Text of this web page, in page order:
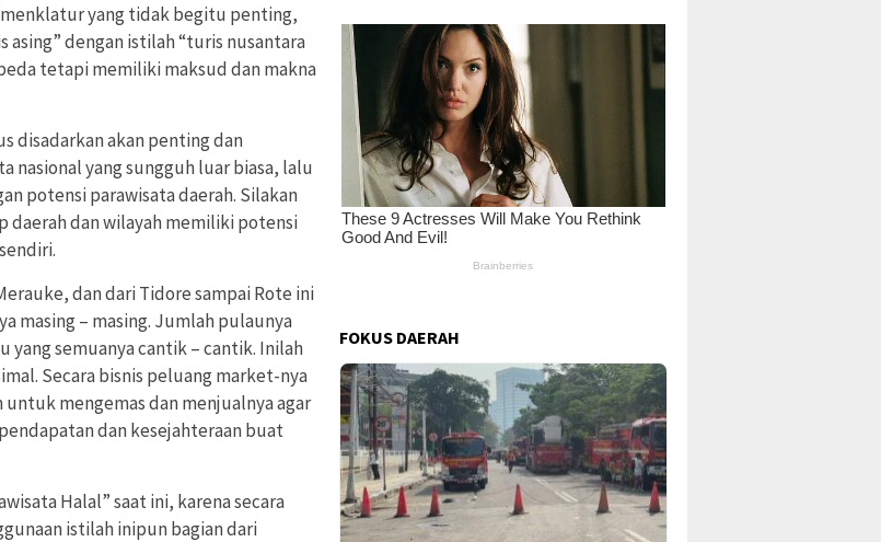
yang tidak begitu penting,
dengan istilah “turis nusantara
tetapi memiliki maksud dan makna
disadarkan akan penting dan
nasional yang sungguh luar biasa, lalu
potensi parawisata daerah. Silakan
daerah dan wilayah memiliki potensi
dan dari Tidore sampai Rote ini
masing – masing. Jumlah pulaunya
yang semuanya cantik – cantik. Inilah
Secara bisnis peluang market-nya
mengemas dan menjualnya agar
dan kesejahteraan buat
Halal” saat ini, karena secara
istilah inipun bagian dari
FOKUS DAERAH